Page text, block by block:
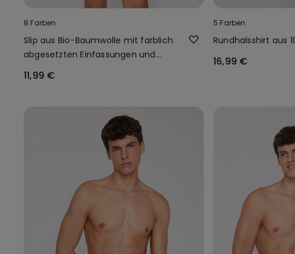
8 Farben
Slip aus Bio-Baumwolle mit farblich
abgesetzten Einfassungen und
11,99 €
5 Farben
Rundhalsshirt aus
16,99 €